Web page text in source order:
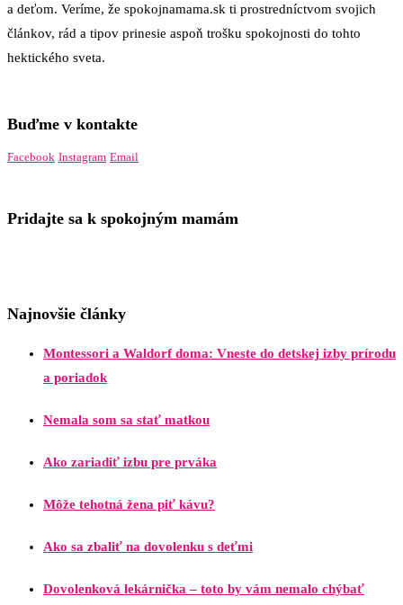
a deťom. Veríme, že spokojnamama.sk ti prostredníctvom svojich
článkov, rád a tipov prinesie aspoň trošku spokojnosti do tohto
hektického sveta.
Buďme v kontakte
Facebook Instagram Email
Pridajte sa k spokojným mamám
Najnovšie články
Montessori a Waldorf doma: Vneste do detskej izby prírodu
a poriadok
Nemala som sa stať matkou
Ako zariadiť izbu pre prváka
Môže tehotná žena piť kávu?
Ako sa zbaliť na dovolenku s deťmi
Dovolenková lekárnička – toto by vám nemalo chýbať